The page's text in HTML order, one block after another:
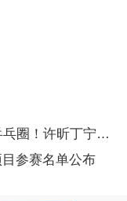
慨，著名演员都忍不住发文
参赛名单公布